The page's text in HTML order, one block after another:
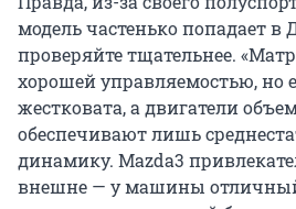
модель частенько попадает в
проверяйте тщательнее.
хорошей управляемостью, но
жестковата, а двигатели
обеспечивают лишь
динамику. Mazda3
внешне — у машины отличный